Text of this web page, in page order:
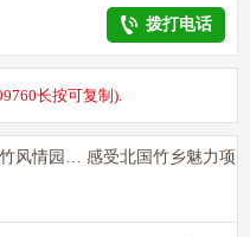
拨打电话
长按可复制).
风情园… 感受北国竹乡魅力项